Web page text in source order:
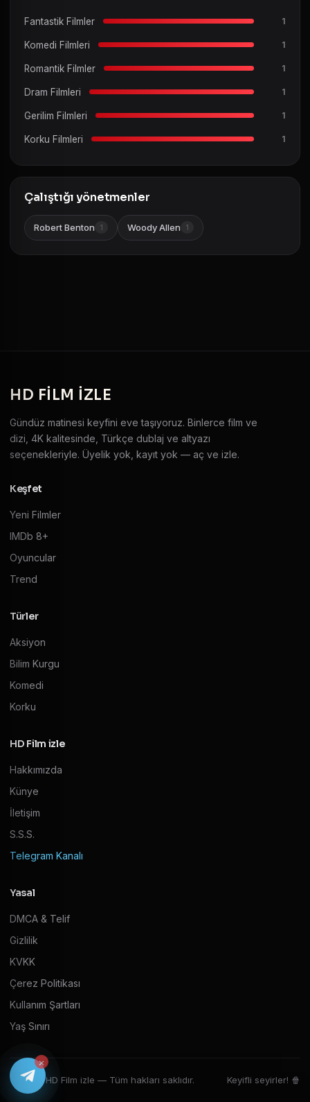
Fantastik Filmler 1
Komedi Filmleri 1
Romantik Filmler 1
Dram Filmleri 1
Gerilim Filmleri 1
Korku Filmleri 1
Çalıştığı yönetmenler
Robert Benton 1 Woody Allen 1
HD FILM IZLE
Gündüz matinesi keyfini eve taşıyoruz. Binlerce film ve
dizi, 4K kalitesinde, Türkçe dublaj ve altyazı
seçenekleriyle. Üyelik yok, kayıt yok — aç ve izle.
Keşfet
Yeni Filmler
IMDb 8+
Oyuncular
Trend
Türler
Aksiyon
Bilim Kurgu
Komedi
Korku
HD Film izle
Hakkımızda
Künye
İletişim
S.S.S.
Telegram Kanalı
Yasal
DMCA & Telif
Gizlilik
KVKK
Çerez Politikası
Kullanım Şartları
Yaş Sınırı
© 2026 HD Film izle — Tüm hakları saklıdır. Keyifli seyirler! 🍿
×